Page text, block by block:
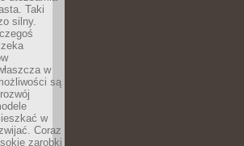
Taki
silny.
w
są
w
Coraz
zarobki